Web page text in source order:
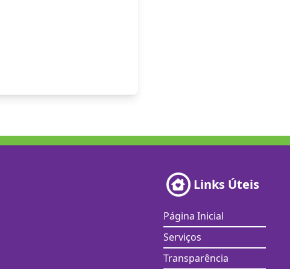
Links Úteis
Página Inicial
Serviços
Transparência